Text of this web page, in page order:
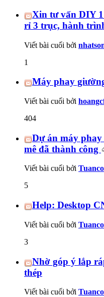
Xin tư vấn DIY
rỉ 3 trục, hành
Viết bài cuối bởi
1
Máy phay
Viết bài cuối bởi
404
Dự án máy phay
mê đã thành công
Viết bài cuối bởi
5
Help: Desktop
Viết bài cuối bởi
3
Nhờ góp ý lắp
thép
Viết bài cuối bởi